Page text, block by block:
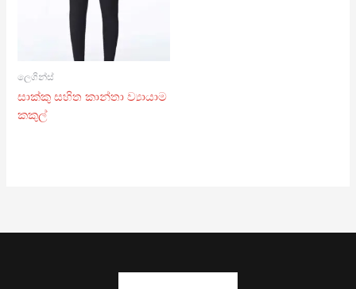
ලෙගින්ස්
සාක්කු සහිත කාන්තා ව්‍යායාම
කකුල්